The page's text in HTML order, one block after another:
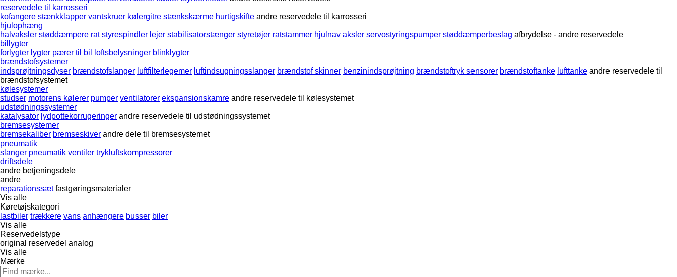
reservedele til karrosseri
kofangere stænkklapper vantskruer kølergitre stænkskærme hurtigskifte andre reservedele til karrosseri
hjulophæng
halvaksler støddæmpere rat styrespindler lejer stabilisatorstænger styretøjer ratstammer hjulnav aksler servostyringspumper støddæmperbeslag afbrydelse - andre reservedele
billygter
forlygter lygter pærer til bil loftsbelysninger blinklygter
brændstofsystemer
indsprøjtningsdyser brændstofslanger luftfilterlegemer luftindsugningsslanger brændstof skinner benzinindsprøjtning brændstoftryk sensorer brændstoftanke lufttanke andre reservedele til
brændstofsystemet
kølesystemer
studser motorens kølerer pumper ventilatorer ekspansionskamre andre reservedele til kølesystemet
udstødningssystemer
katalysator lydpottekorrugeringer andre reservedele til udstødningssystemet
bremsesystemer
bremsekaliber bremseskiver andre dele til bremsesystemet
pneumatik
slanger pneumatik ventiler trykluftskompressorer
driftsdele
andre betjeningsdele
andre
reparationssæt fastgøringsmaterialer
Vis alle
Køretøjskategori
lastbiler trækkere vans anhængere busser biler
Vis alle
Reservedelstype
original reservedel analog
Vis alle
Mærke